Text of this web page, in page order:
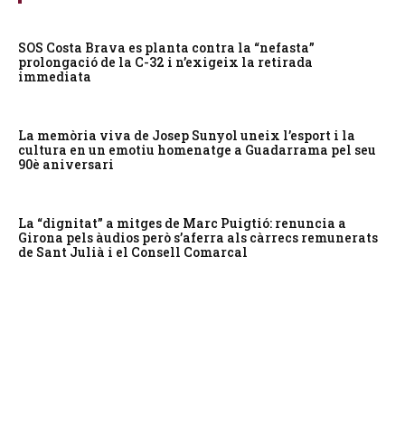
SOS Costa Brava es planta contra la “nefasta”
prolongació de la C-32 i n’exigeix la retirada
immediata
La memòria viva de Josep Sunyol uneix l’esport i la
cultura en un emotiu homenatge a Guadarrama pel seu
90è aniversari
La “dignitat” a mitges de Marc Puigtió: renuncia a
Girona pels àudios però s’aferra als càrrecs remunerats
de Sant Julià i el Consell Comarcal